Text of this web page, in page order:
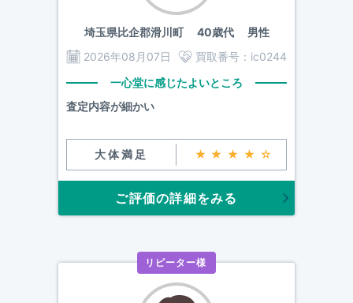
埼玉県比企郡滑川町40歳代 男性
2026年08月07日
買取番号： ic0244
一心堂に感じたよいところ
査定内容が細かい
大体満足 ★★★★☆
ご評価の詳細をみる
リピーター様